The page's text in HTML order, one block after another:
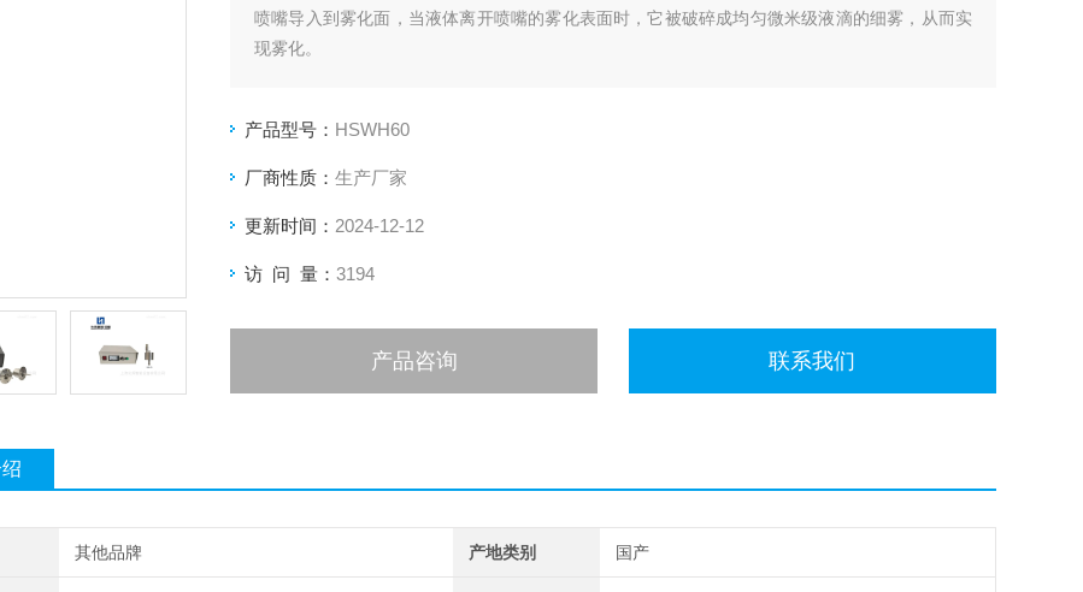
喷嘴导入到雾化面，当液体离开喷嘴的雾化表面时，它被破碎成均匀微米级液滴的细雾，从而实
现雾化。
产品型号： HSWH60
厂商性质： 生产厂家
更新时间： 2024-12-12
访 问 量： 3194
产品咨询 联系我们
其他品牌 产地类别 国产